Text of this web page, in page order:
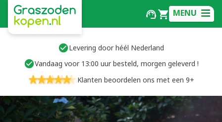
MENU
Levering door héél Nederland
Vandaag voor 13:00 uur besteld, morgen geleverd !
Klanten beoordelen ons met een 9+